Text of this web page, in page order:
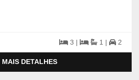
3 | 1 | 2
MAIS DETALHES